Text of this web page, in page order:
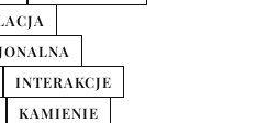
INTERAKCJE
KAMIENIE